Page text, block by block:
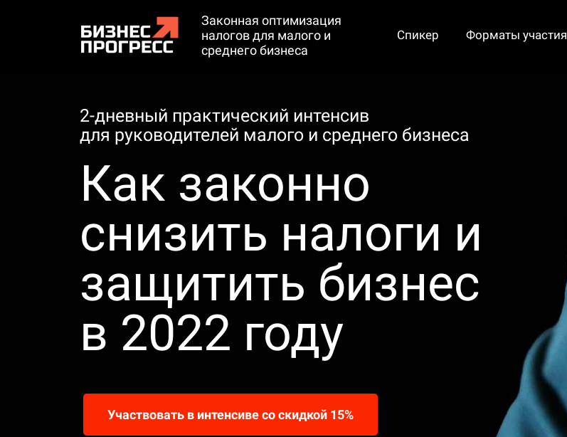
Законная оптимизация
налогов для малого и
среднего бизнеса
Спикер Форматы участия
2-дневный практический интенсив
для руководителей малого и среднего бизнеса
Как законно
снизить налоги и
защитить бизнес
в 2022 году
Участвовать в интенсиве со скидкой 15%